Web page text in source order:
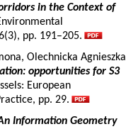
in the Context of
pp. 191–205.
Olechnicka Agnieszka
opportunities for S3
European
pp. 29.
Information Geometry